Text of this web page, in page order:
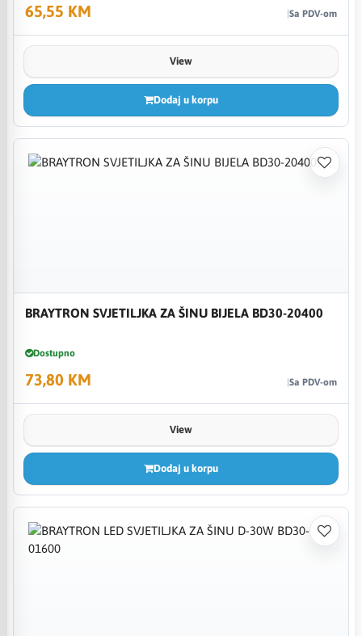
65,55 KM Sa PDV-om
View
Dodaj u korpu
BRAYTRON SVJETILJKA ZA ŠINU BIJELA BD30-20400
Dostupno
73,80 KM Sa PDV-om
View
Dodaj u korpu